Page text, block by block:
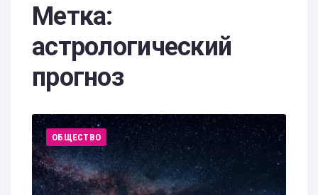
Метка:
астрологический
прогноз
ОБЩЕСТВО